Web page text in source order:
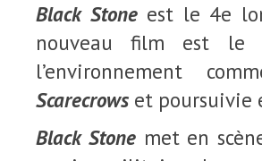
Black Stoneest le 4e
nouveau film est
l’environnement
Scarecrows et poursuivie
Black Stonemet en